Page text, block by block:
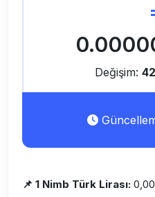
Değişim:
📌 1 Nimb Türk Lirası: